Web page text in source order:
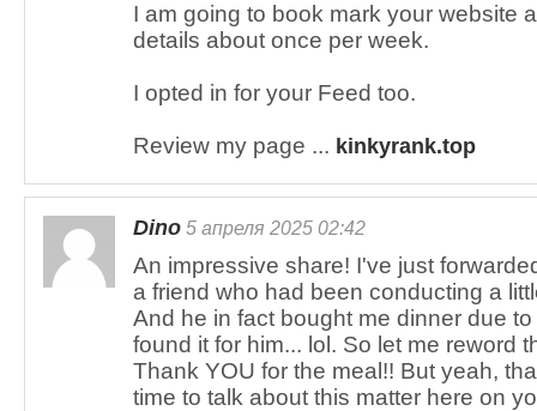
I am going to book mark your website
details about once per week.
I opted in for your Feed too.
Review my page ... kinkyrank.top
Dino 5 апреля 2025 02:42
An impressive share! I've just
a friend who had been conducting a
And he in fact bought me dinner due
found it for him... lol. So let me reword
Thank YOU for the meal!! But yeah,
time to talk about this matter here on